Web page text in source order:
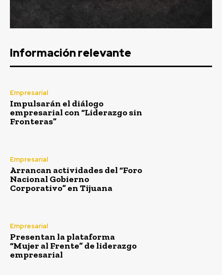
Información relevante
Empresarial
Impulsarán el diálogo
empresarial con “Liderazgo sin
Fronteras”
Empresarial
Arrancan actividades del “Foro
Nacional Gobierno
Corporativo” en Tijuana
Empresarial
Presentan la plataforma
“Mujer al Frente” de liderazgo
empresarial